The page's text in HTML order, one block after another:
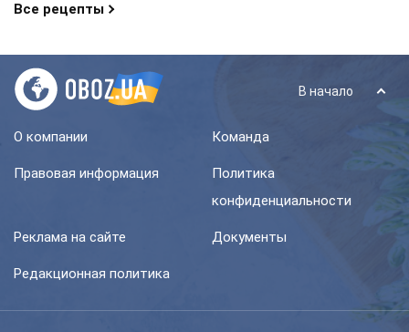
Все рецепты
В начало
О компании Команда
Правовая информация
Политика
конфиденциальности
Реклама на сайте Документы
Редакционная политика